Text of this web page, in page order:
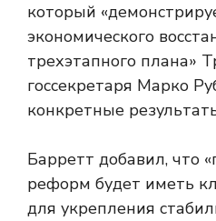
который
экономического
трехэтапного плана»
госсекретаря Марко
конкретные
Барретт добавил, что
реформ будет иметь
для укрепления